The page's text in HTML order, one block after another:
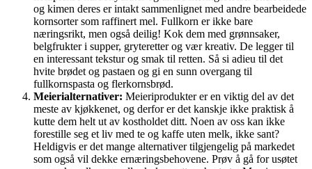
og kimen deres er intakt sammenlignet med andre bearbeidede
kornsorter som raffinert mel. Fullkorn er ikke bare
næringsrikt, men også deilig! Kok dem med grønnsaker,
belgfrukter i supper, gryteretter og vær kreativ. De legger til
en interessant tekstur og smak til retten. Så si adieu til det
hvite brødet og pastaen og gi en sunn overgang til
fullkornspasta og flerkornsbrød.
Meierialternativer: Meieriprodukter er en viktig del av det
meste av kjøkkenet, og derfor er det kanskje ikke praktisk å
kutte dem helt ut av kostholdet ditt. Noen av oss kan ikke
forestille seg et liv med te og kaffe uten melk, ikke sant?
Heldigvis er det mange alternativer tilgjengelig på markedet
som også vil dekke ernæringsbehovene. Prøv å gå for usøtet